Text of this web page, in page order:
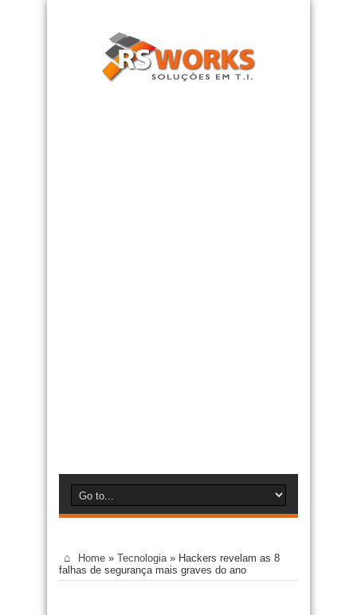
Home » Tecnologia » Hackers revelam as 8
falhas de segurança mais graves do ano